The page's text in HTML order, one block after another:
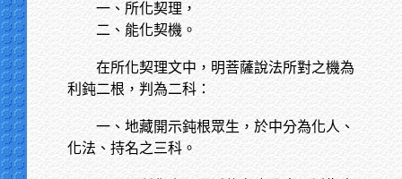
一、所化契理，
二、能化契機。
在所化契理文中，明菩薩說法所對之機為
利鈍二根，判為二科：
一、地藏開示鈍根眾生，於中分為化人、
化法、持名之三科。